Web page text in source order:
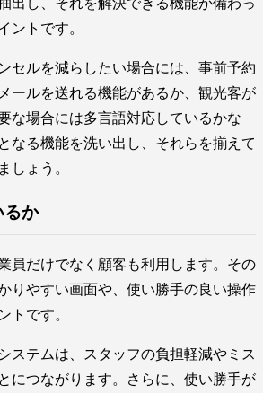
出し、それを解決できる機能が備わっ
ントです。
セルを減らしたい場合には、事前予約
ールを送れる機能があるか、観光客が
な場合には多言語対応しているかな
なる機能を洗い出し、それらを揃えて
しょう。
るか
員だけでなく顧客も利用します。その
りやすい画面や、使い勝手の良い操作
トです。
ステムは、スタッフの負担軽減やミス
につながります。さらに、使い勝手が